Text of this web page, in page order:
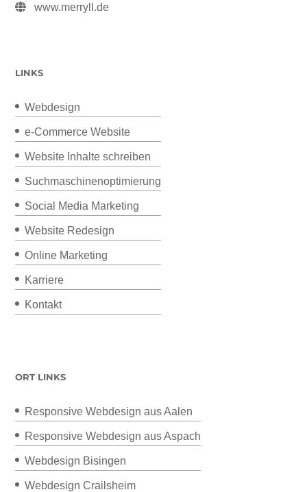
www.merryll.de
LINKS
Webdesign
e-Commerce Website
Website Inhalte schreiben
Suchmaschinenoptimierung
Social Media Marketing
Website Redesign
Online Marketing
Karriere
Kontakt
ORT LINKS
Responsive Webdesign aus Aalen
Responsive Webdesign aus Aspach
Webdesign Bisingen
Webdesign Crailsheim